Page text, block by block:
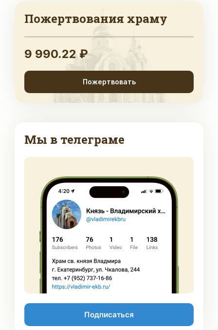
Пожертвования храму
9 990.22 ₽
Пожертвовать
Мы в телеграме
Подписаться